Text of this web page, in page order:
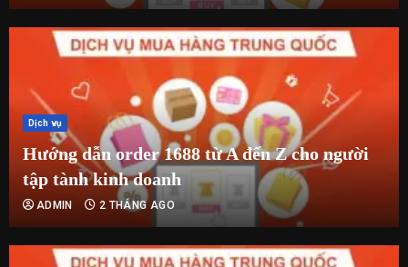
Dịch vụ
Hướng dẫn order 1688 từ A đến Z cho người
tập tành kinh doanh
ADMIN 2 THÁNG AGO